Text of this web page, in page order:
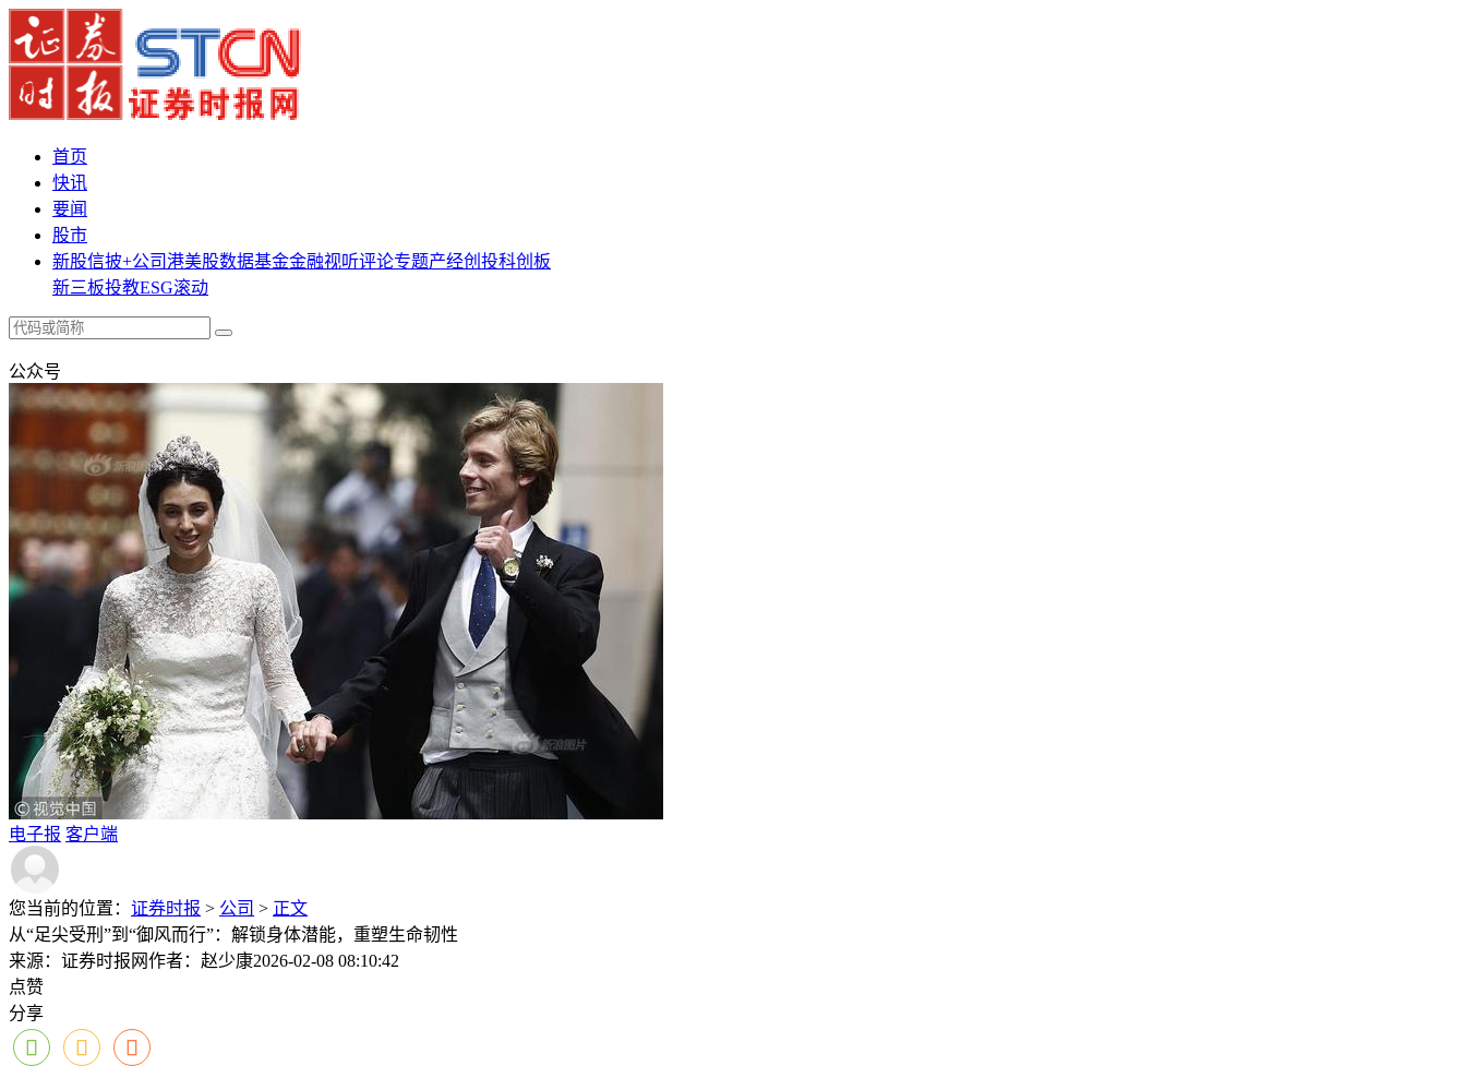
首页
快讯
要闻
股市
新股信披+公司港美股数据基金金融视听评论专题产经创投科创板
新三板投教ESG滚动
公众号
电子报 客户端
您当前的位置： 证券时报 > 公司 > 正文
从“足尖受刑”到“御风而行”：解锁身体潜能，重塑生命韧性
来源：证券时报网作者：赵少康2026-02-08 08:10:42
点赞
分享